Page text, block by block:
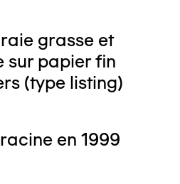
grasse et
sur papier fin
(type listing)
en 1999